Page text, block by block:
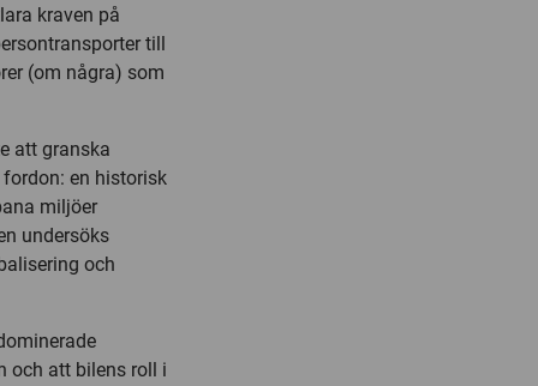
kraven på
till
(om några) som
att granska
en historisk
miljöer
undersöks
och
och att bilens roll i